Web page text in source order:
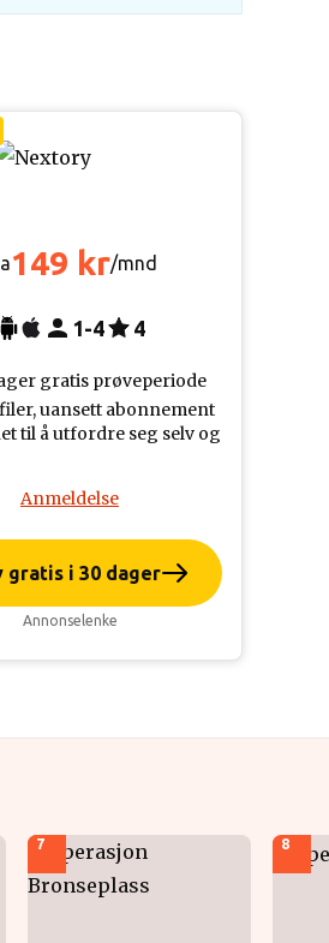
149 kr/mnd
1-4 4
gratis prøveperiode
uansett abonnement
til å utfordre seg selv og
Anmeldelse
gratis i 30 dager
Annonselenke
7 8